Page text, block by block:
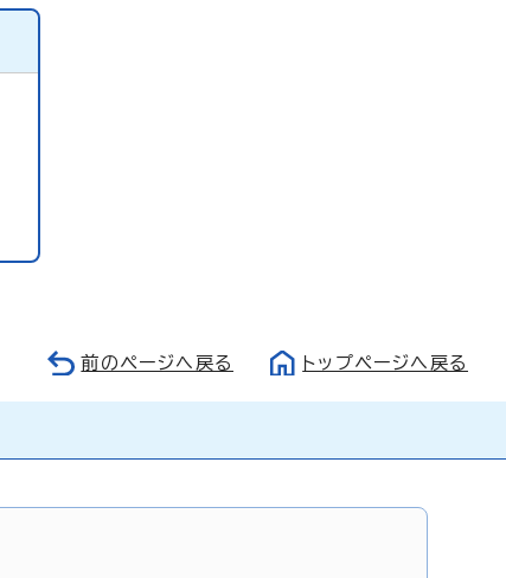
前のページへ戻る トップページへ戻る